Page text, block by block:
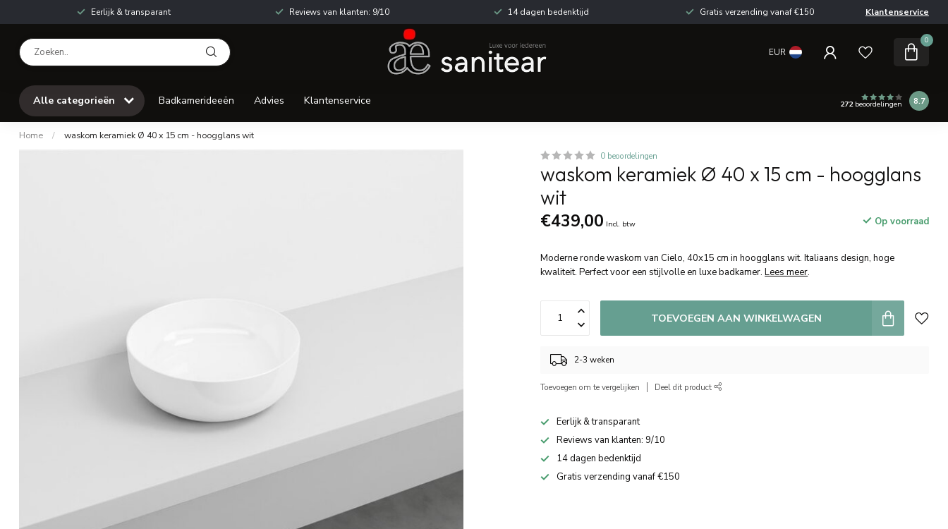
Eerlijk & transparant Reviews van klanten: 9/10 14 dagen bedenktijd Gratis verzending vanaf €150 Klantenservice
EUR
0
Alle categorieën Badkamerideeën Advies Klantenservice 272beoordelingen 8.7
Home /
waskom keramiek Ø 40 x 15 cm - hoogglans wit
0 beoordelingen
waskom keramiek Ø 40 x 15 cm - hoogglans
wit
€439,00 Incl. btw Op voorraad
Moderne ronde waskom van Cielo, 40x15 cm in hoogglans wit. Italiaans design, hoge
kwaliteit. Perfect voor een stijlvolle en luxe badkamer.Lees meer.
TOEVOEGEN AAN WINKELWAGEN
2-3 weken
Toevoegen om te vergelijken Deel dit product
Eerlijk & transparant
Reviews van klanten: 9/10
14 dagen bedenktijd
Gratis verzending vanaf €150